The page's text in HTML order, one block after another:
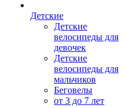
Детские
Детские
велосипеды для
девочек
Детские
велосипеды для
мальчиков
Беговелы
от 3 до 7 лет